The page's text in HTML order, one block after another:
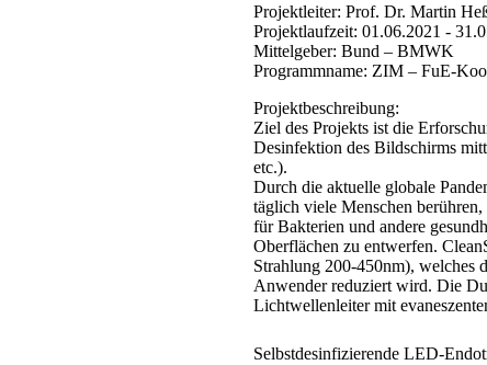
Projektleiter: Prof. Dr. Martin
Projektlaufzeit: 01.06.2021 -
Mittelgeber: Bund – BMWK
Programmname: ZIM – FuE-
Projektbeschreibung:
Ziel des Projekts ist die
Desinfektion des Bildschirms
etc.).
Durch die aktuelle globale
täglich viele Menschen
für Bakterien und andere
Oberflächen zu entwerfen.
Strahlung 200-450nm), welches
Anwender reduziert wird. Die
Lichtwellenleiter mit
Selbstdesinfizierende LED-